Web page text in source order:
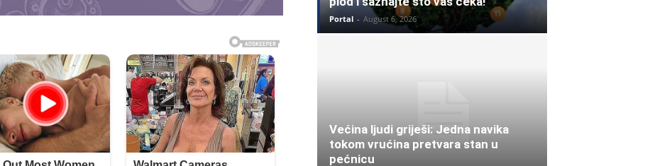
Portal - August 6, 2026
Većina ljudi griješi: Jedna navika
tokom vrućina pretvara stan u
pećnicu